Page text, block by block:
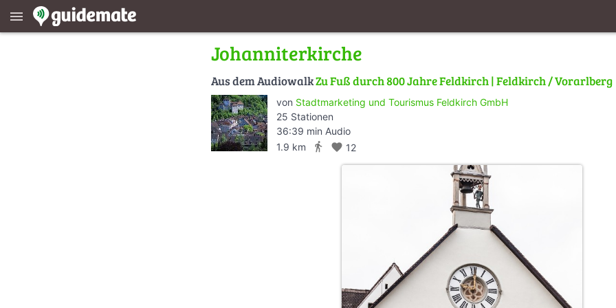
menu
Johanniterkirche
Aus dem AudiowalkZu Fuß durch 800 Jahre Feldkirch | Feldkirch / Vorarlberg
von Stadtmarketing und Tourismus Feldkirch GmbH
25 Stationen
36:39 min Audio
1.9 km
directions_walk favorite 12